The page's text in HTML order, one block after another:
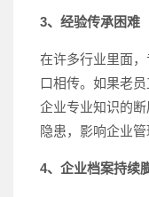
3、经验传承困难
在许多行业里面
口相传。如果老
企业专业知识的
隐患，影响企业管
4、企业档案持续